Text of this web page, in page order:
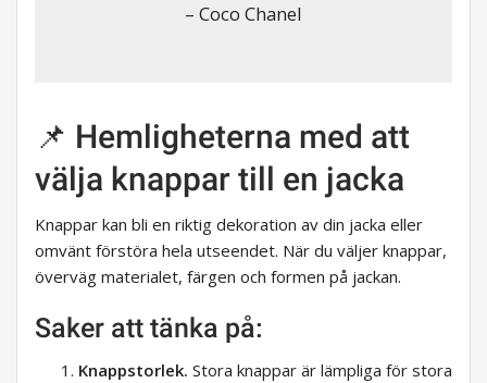
– Coco Chanel
📌 Hemligheterna med att
välja knappar till en jacka
Knappar kan bli en riktig dekoration av din jacka eller
omvänt förstöra hela utseendet. När du väljer knappar,
överväg materialet, färgen och formen på jackan.
Saker att tänka på:
Knappstorlek. Stora knappar är lämpliga för stora